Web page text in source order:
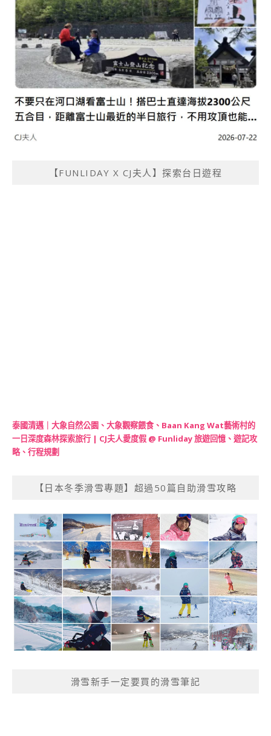
【FUNLIDAY X CJ夫人】探索台日遊程
泰國清邁｜大象自然公園、大象觀察餵食、Baan Kang Wat藝術村的
一日深度森林探索旅行 | CJ夫人愛度假 @ Funliday 旅遊回憶、遊記攻
略、行程規劃
【日本冬季滑雪專題】超過50篇自助滑雪攻略
滑雪新手一定要買的滑雪筆記